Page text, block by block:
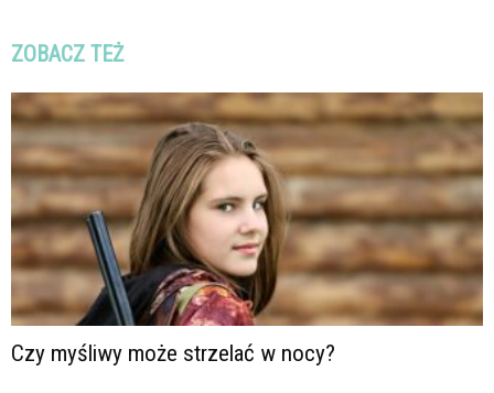
ZOBACZ TEŻ
Czy myśliwy może strzelać w nocy?